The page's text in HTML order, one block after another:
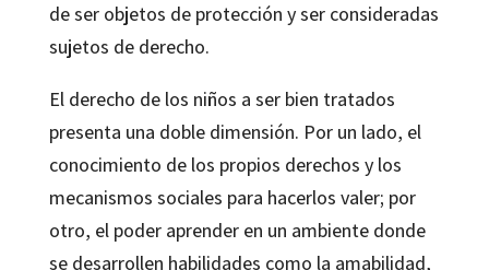
de ser objetos de protección y ser consideradas
sujetos de derecho.
El derecho de los niños a ser bien tratados
presenta una doble dimensión. Por un lado, el
conocimiento de los propios derechos y los
mecanismos sociales para hacerlos valer; por
otro, el poder aprender en un ambiente donde
se desarrollen habilidades como la amabilidad,